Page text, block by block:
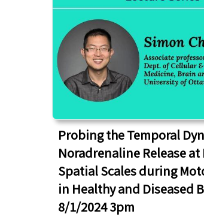
Probing the Temporal
Noradrenaline Release at
Spatial Scales during
in Healthy and Diseased
8/1/2024 3pm